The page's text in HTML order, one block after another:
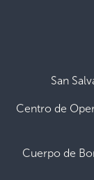
San
Centro de
Cuerpo de